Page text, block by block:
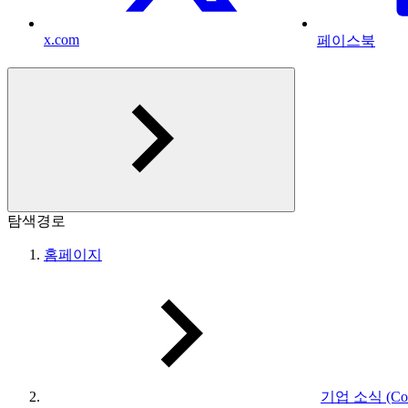
x.com 페이스북
탐색경로
홈페이지
기업 소식